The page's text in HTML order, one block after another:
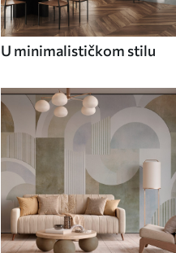
U minimalističkom stilu